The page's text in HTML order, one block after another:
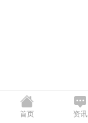
首页 资讯